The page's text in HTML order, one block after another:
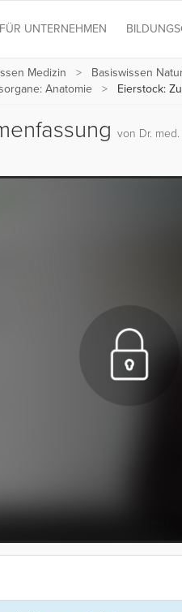
FÜR UNTERNEHMEN
Medizin
Basiswissen
Anatomie
Eierstock:
von Dr.